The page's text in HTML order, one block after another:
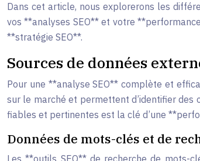
Dans cet article, nous explorerons les
vos **analyses SEO** et votre
**stratégie SEO**.
Sources de données
Pour une **analyse SEO** complète et
sur le marché et permettent d’identifier des
fiables et pertinentes est la clé d’une
Données de mots-clés et de
Les **outils SEO** de recherche de mots-